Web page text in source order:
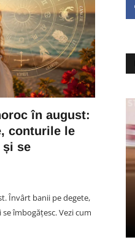
în august:
conturile le
și se
Învârt banii pe degete,
îmbogățesc. Vezi cum